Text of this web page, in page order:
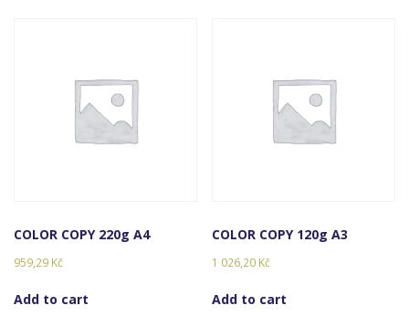
COLOR COPY 220g A4
959,29 Kč
Add to cart
COLOR COPY 120g A3
1 026,20 Kč
Add to cart